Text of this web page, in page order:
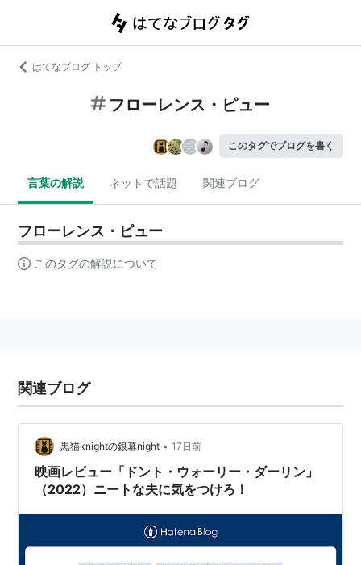
はてなブログ トップ
フローレンス・ピュー
このタグでブログを書く
言葉の解説 ネットで話題 関連ブログ
フローレンス・ピュー
このタグの解説について
関連ブログ
黒猫knightの銀幕night • 17日前
映画レビュー「ドント・ウォーリー・ダーリン」
（2022）ニートな夫に気をつけろ！